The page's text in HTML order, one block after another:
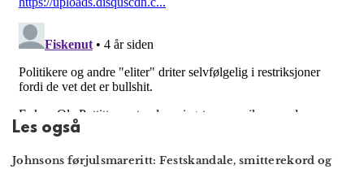
Les også
Johnsons førjulsmareritt: Festskandale, smitterekord og